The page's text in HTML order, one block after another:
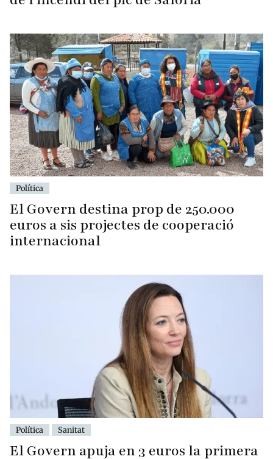
Política
El Govern destina prop de 250.000
euros a sis projectes de cooperació
internacional
Política Sanitat
El Govern apuja en 3 euros la primera